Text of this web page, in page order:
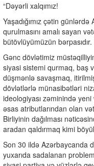
“Dəyərli xalqımız!
Yaşadığımız çətin
qurulmasını amalı sayan
bütövlüyümüzün bərpasıdır.
Gənc dövlətimiz
siyasi sistemi qurmaq, baş
düşmənlə savaşmaq,
dövlətlərlə münasibətləri
ideologiyası zəminində
əsas atributlarından olan
Birliyinin dağılması
aradan qaldırmaq kimi
Son 30 ildə Azərbaycanda
yuxarıda sadalanan